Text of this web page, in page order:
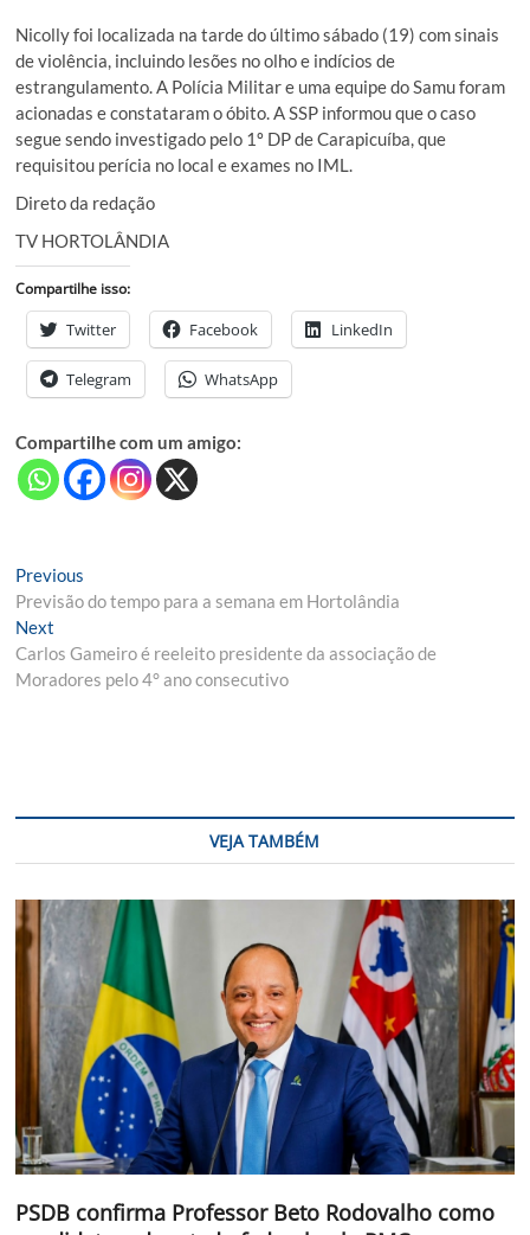
Nicolly foi localizada na tarde do último sábado (19) com sinais
de violência, incluindo lesões no olho e indícios de
estrangulamento. A Polícia Militar e uma equipe do Samu foram
acionadas e constataram o óbito. A SSP informou que o caso
segue sendo investigado pelo 1º DP de Carapicuíba, que
requisitou perícia no local e exames no IML.
Direto da redação
TV HORTOLÂNDIA
Compartilhe isso:
Twitter Facebook LinkedIn
Telegram WhatsApp
Compartilhe com um amigo:
Navegação
de
Post
Previous
post:
Previsão do tempo para a semana em Hortolândia
Next
post:
Carlos Gameiro é reeleito presidente da associação de
Moradores pelo 4° ano consecutivo
VEJA TAMBÉM
PSDB confirma Professor Beto Rodovalho como